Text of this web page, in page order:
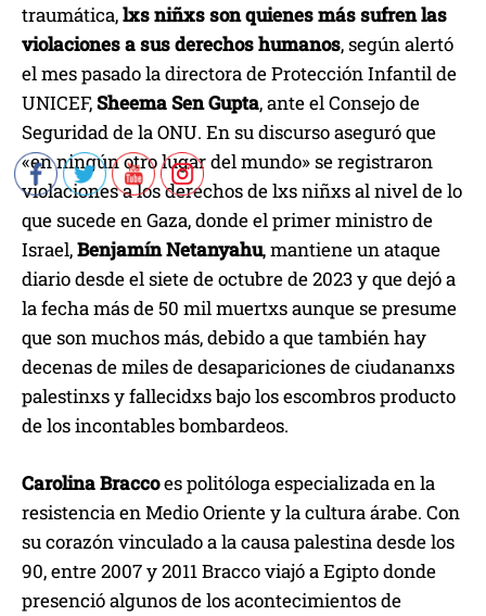
traumática,lxs niñxs son quienes más sufren las
violaciones a sus derechos humanos, según alertó
el mes pasado la directora de Protección Infantil de
UNICEF,Sheema Sen Gupta, ante el Consejo de
Seguridad de la ONU. En su discurso aseguró que
«en ningún otro lugar del mundo» se registraron
violaciones a los derechos de lxs niñxs al nivel de lo
que sucede en Gaza, donde el primer ministro de
Israel,Benjamín Netanyahu, mantiene un ataque
diario desde el siete de octubre de 2023 y que dejó a
la fecha más de 50 mil muertxs aunque se presume
que son muchos más, debido a que también hay
decenas de miles de desapariciones de ciudananxs
palestinxs y fallecidxs bajo los escombros producto
de los incontables bombardeos.
Carolina Braccoes politóloga especializada en la
resistencia en Medio Oriente y la cultura árabe. Con
su corazón vinculado a la causa palestina desde los
90, entre 2007 y 2011 Bracco viajó a Egipto donde
presenció algunos de los acontecimientos de